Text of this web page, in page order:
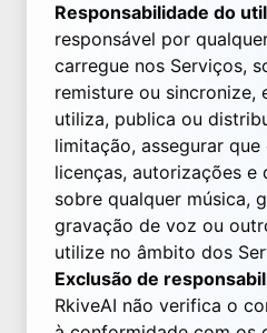
Responsabilidade do
responsável por
carregue nos Serviços,
remisture ou sincronize,
utiliza, publica ou
limitação, assegurar
licenças, autorizações e
sobre qualquer música,
gravação de voz ou
utilize no âmbito dos
Exclusão de
RkiveAI não verifica o